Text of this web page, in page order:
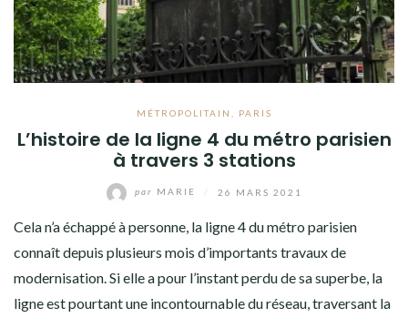
MÉTROPOLITAIN PARIS
L’histoire de la ligne 4 du métro parisien
à travers 3 stations
par MARIE 26 MARS 2021
Cela n’a échappé à personne, la ligne 4 du métro parisien
connaît depuis plusieurs mois d’importants travaux de
modernisation. Si elle a pour l’instant perdu de sa superbe, la
ligne est pourtant une incontournable du réseau, traversant la